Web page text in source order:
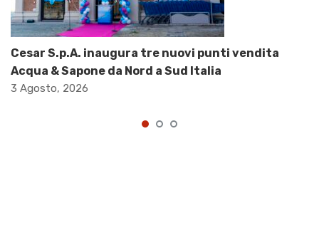
Cesar S.p.A. inaugura tre nuovi punti vendita
Acqua & Sapone da Nord a Sud Italia
3 Agosto, 2026